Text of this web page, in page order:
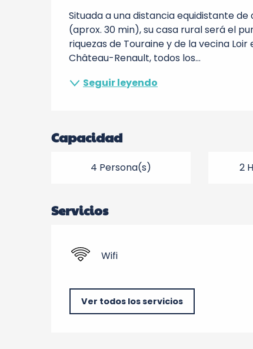
Situada a una distancia equidistante de
(aprox. 30 min), su casa rural será el
riquezas de Touraine y de la vecina
Château-Renault, todos los...
Seguir leyendo
Capacidad
4 Persona(s) 2
Servicios
Wifi
Ver todos los servicios